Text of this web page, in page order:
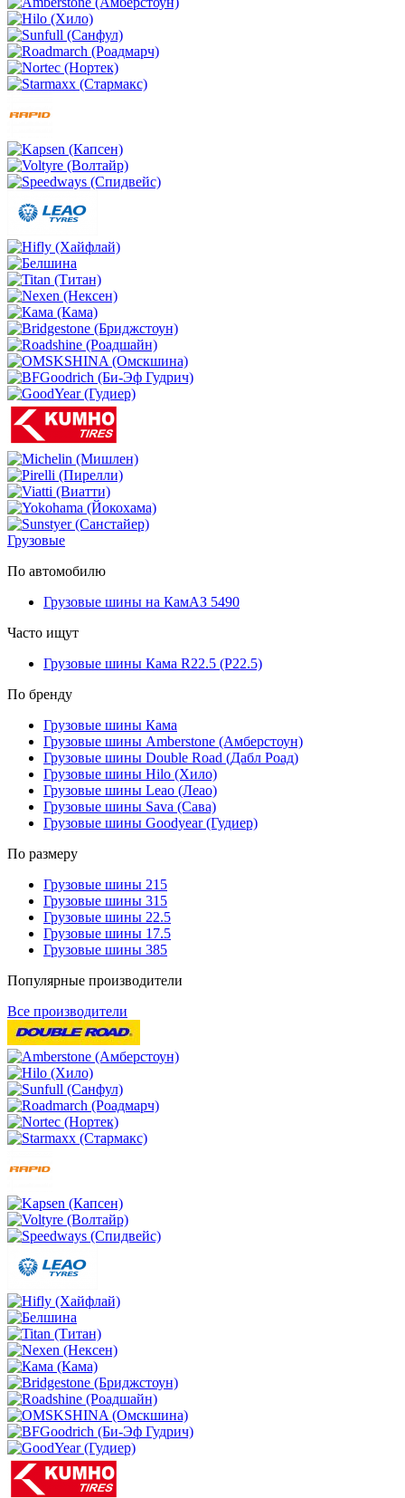
Грузовые
По автомобилю
Грузовые шины на КамАЗ 5490
Часто ищут
Грузовые шины Кама R22.5 (Р22.5)
По бренду
Грузовые шины Кама
Грузовые шины Amberstone (Амберстоун)
Грузовые шины Double Road (Дабл Роад)
Грузовые шины Hilo (Хило)
Грузовые шины Leao (Леао)
Грузовые шины Sava (Сава)
Грузовые шины Goodyear (Гудиер)
По размеру
Грузовые шины 215
Грузовые шины 315
Грузовые шины 22.5
Грузовые шины 17.5
Грузовые шины 385
Популярные производители
Все производители